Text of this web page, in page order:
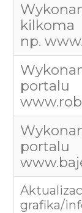
np.
grafika/